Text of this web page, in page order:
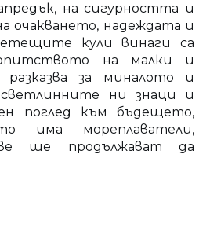
на сигурността и
очакването, надеждата и
кули винаги са
на малки и
разказва за миналото и
ни знаци и
поглед към бъдещето,
има мореплаватели,
ще продължават да